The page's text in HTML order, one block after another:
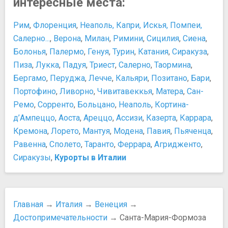
Церковь Святых Апостолов
Прочее
Библиотека Марчиана
Дорсодуро
Мастерская масок
Остров Мурано
Остров-кладбище Сан-Микеле
Рынок Rialto Market
Смотровая площадка
Персоны
Виктор Эммануил II – Первый король единой Италии
Гай Юлий Цезарь
Галилео Галилей
Караваджо
Леонардо да Винчи
Микеланджело
Тициано Вечеллио
Развлечения и отдых
Куда пойти с детьми
Ночные клубы, развлечения
Tax-free в Италии
Как подобрать размер итальянских джинсов
Когда распродажи в Италии?
Рим, Флоренция, Неаполь, Капри, Искья, Помпеи,
Салерно..., Верона, Милан, Римини, Сицилия, Сиена,
Болонья, Палермо, Генуя, Турин, Катания, Сиракуза,
Пиза, Лукка, Падуя, Триест, Салерно, Таормина,
Бергамо, Перуджа, Лечче, Кальяри, Позитано, Бари,
Портофино, Ливорно, Чивитавеккья, Матера, Сан-
Ремо, Сорренто, Больцано, Неаполь, Кортина-
д’Ампеццо, Аоста, Ареццо, Ассизи, Казерта, Каррара,
Кремона, Лорето, Мантуя, Модена, Павия, Пьяченца,
Равенна, Сполето, Таранто, Феррара, Агридженто,
Сиракузы, Курорты в Италии
Главная → Италия → Венеция →
Достопримечательности → Санта-Мария-Формоза